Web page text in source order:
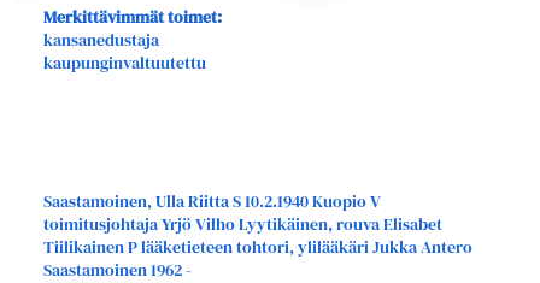
Merkittävimmät toimet:
kansanedustaja
kaupunginvaltuutettu
Saastamoinen, Ulla Riitta S 10.2.1940 Kuopio V
toimitusjohtaja Yrjö Vilho Lyytikäinen, rouva Elisabet
Tiilikainen P lääketieteen tohtori, ylilääkäri Jukka Antero
Saastamoinen 1962 -